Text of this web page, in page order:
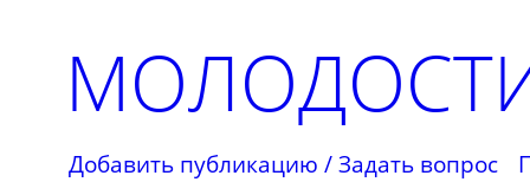
Добавить публикацию / Задать вопрос